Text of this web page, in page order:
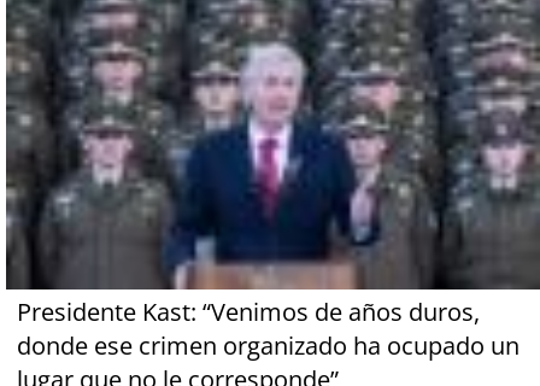
Presidente Kast: “Venimos de años duros,
donde ese crimen organizado ha ocupado un